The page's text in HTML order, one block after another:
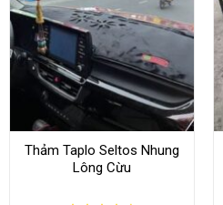
Thảm Taplo Seltos Nhung
Lông Cừu